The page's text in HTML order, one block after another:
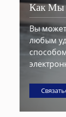
Как Мы
Вы
любым